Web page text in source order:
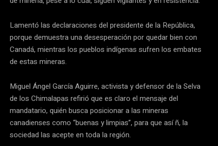
Lamentó las declaraciones del presidente de la República,
porque demuestra una desesperación por quedar bien con
Canadá, mientras los pueblos indígenas sufren los embates
de estas mineras.
Miguel Ángel García Aguirre, activista y defensor de la Selva
de los Chimalapas refirió que es claro el mensaje del
mandatario, quién busca posicionar a las mineras
canadienses como “buenas y limpias”, para que así ñ, la
sociedad las acepte en toda la región.